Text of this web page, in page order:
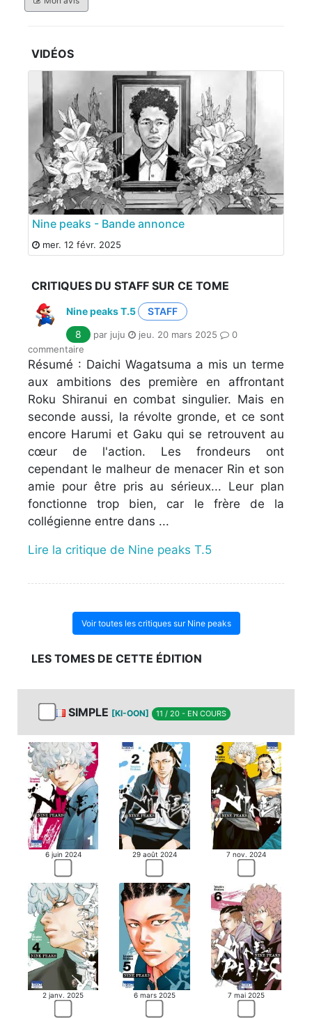
VIDÉOS
Nine peaks - Bande annonce
mer. 12 févr. 2025
CRITIQUES DU STAFF SUR CE TOME
Nine peaks T.5
STAFF
8
par juju jeu. 20 mars 2025
0
commentaire
Résumé : Daichi Wagatsuma a mis un terme
aux ambitions des première en affrontant
Roku Shiranui en combat singulier. Mais en
seconde aussi, la révolte gronde, et ce sont
encore Harumi et Gaku qui se retrouvent au
cœur de l'action. Les frondeurs ont
cependant le malheur de menacer Rin et son
amie pour être pris au sérieux... Leur plan
fonctionne trop bien, car le frère de la
collégienne entre dans ...
Lire la critique de Nine peaks T.5
Voir toutes les critiques sur Nine peaks
LES TOMES DE CETTE ÉDITION
SIMPLE [KI-OON] 11 / 20 - EN COURS
6 juin 2024 29 août 2024 7 nov. 2024
2 janv. 2025 6 mars 2025 7 mai 2025